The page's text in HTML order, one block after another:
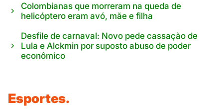
Colombianas que morreram na queda de
helicóptero eram avó, mãe e filha
Desfile de carnaval: Novo pede cassação de
Lula e Alckmin por suposto abuso de poder
econômico
Esportes.